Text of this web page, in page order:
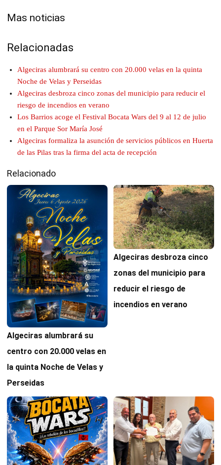
Mas noticias
Relacionadas
Algeciras alumbrará su centro con 20.000 velas en la quinta
Noche de Velas y Perseidas
Algeciras desbroza cinco zonas del municipio para reducir el
riesgo de incendios en verano
Los Barrios acoge el Festival Bocata Wars del 9 al 12 de julio
en el Parque Sor María José
Algeciras formaliza la asunción de servicios públicos en Huerta
de las Pilas tras la firma del acta de recepción
Relacionado
Algeciras alumbrará su
centro con 20.000 velas en
la quinta Noche de Velas y
Perseidas
Algeciras desbroza cinco
zonas del municipio para
reducir el riesgo de
incendios en verano